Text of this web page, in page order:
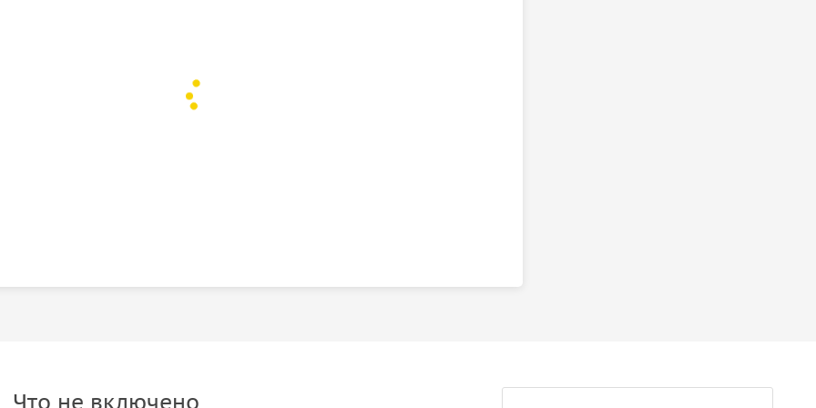
они сыграли в судьбе Романовых и Григория
или по
Что не включено